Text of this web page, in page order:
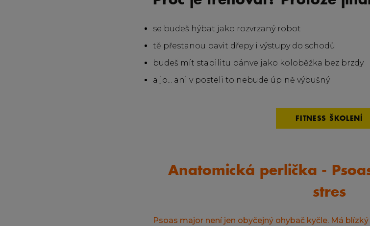
se budeš hýbat jako rozvrzaný robot
tě přestanou bavit dřepy i výstupy do schodů
budeš mít stabilitu pánve jako koloběžka bez brzdy
a jo... ani v posteli to nebude úplně výbušný
FITNESS ŠKOLENÍ
Anatomická perlička -
stres
Psoas major není jen obyčejný ohybač kyčle. Má